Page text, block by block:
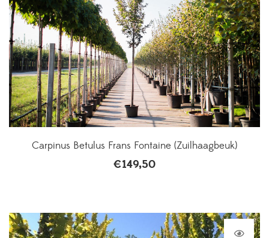
Carpinus Betulus Frans Fontaine (Zuilhaagbeuk)
€149,50